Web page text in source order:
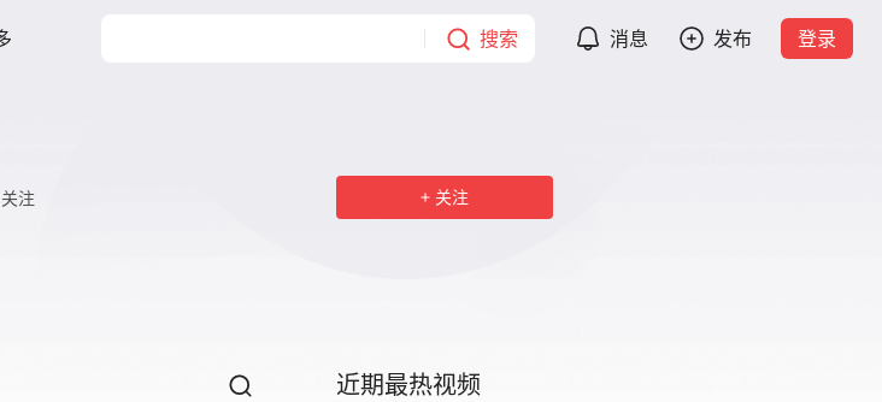
搜索 消息 发布 登录
关注 关注
近期最热视频